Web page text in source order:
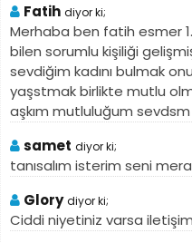
Fatih diyor ki;
Merhaba ben fatih esmer
bilen sorumlu kişiliği
sevdiğim kadını bulmak
yaşstmak birlikte mutlu
aşkım mutluluğum
samet diyor ki;
tanısalım isterim seni
Glory diyor ki;
Ciddi niyetiniz varsa iletişim